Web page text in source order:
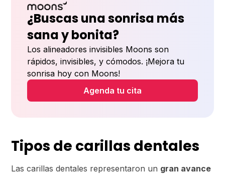
¿Buscas una sonrisa más
sana y bonita?
Los alineadores invisibles Moons son
rápidos, invisibles, y cómodos. ¡Mejora tu
sonrisa hoy con Moons!
Agenda tu cita
Tipos de carillas dentales
Las carillas dentales representaron un gran avance